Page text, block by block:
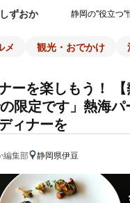
しずおか 静岡の"役立つ"
メ 観光・おでかけ
ーを楽しもう！
限定です」熱海
ィナーを
編集部
静岡県伊豆